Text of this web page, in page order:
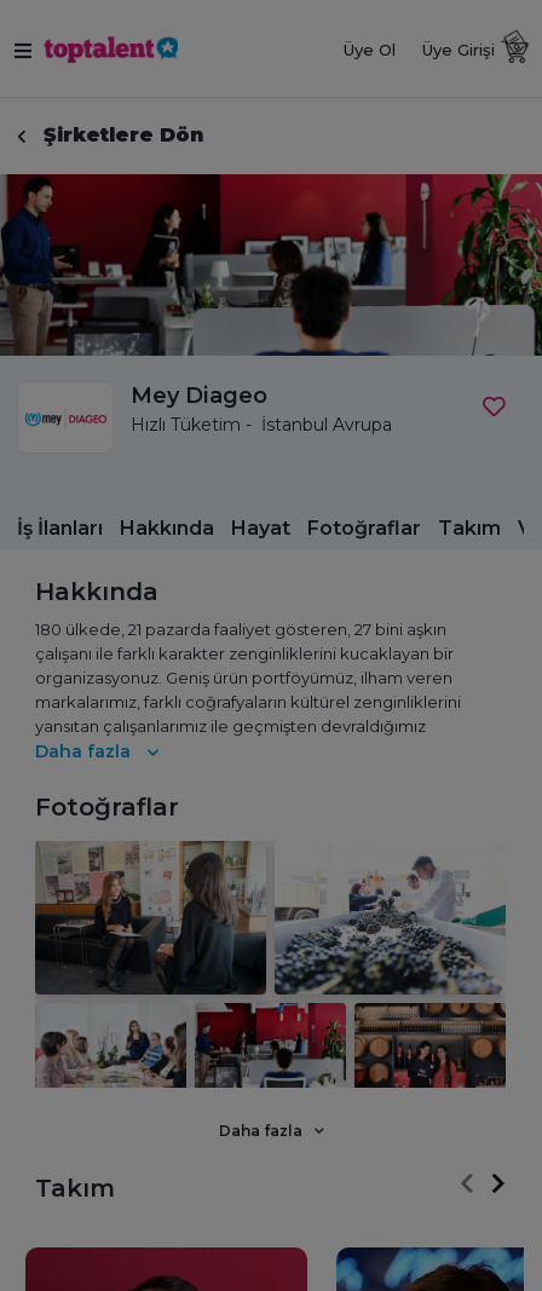
Üye Ol Üye Girişi
Şirketlere Dön
Mey Diageo
Hızlı Tüketim - İstanbul Avrupa
İş İlanları Hakkında Hayat Fotoğraflar Takım
Hakkında
180 ülkede, 21 pazarda faaliyet gösteren, 27 bini aşkın
çalışanı ile farklı karakter zenginliklerini kucaklayan bir
organizasyonuz. Geniş ürün portföyümüz, ilham veren
markalarımız, farklı coğrafyaların kültürel zenginliklerini
yansıtan çalışanlarımız ile geçmişten devraldığımız
sosyalleşme mirasını geleceğe yenileyerek taşıyarak, her
sektörün öncü şirketlerinden biriyiz.
8 fabrika, 8 satış bölge ofisi, ve 1.000’i aşkın çalışanıyla
sektörün öncü şirketlerindendir.
Mey | Diageo çalışanları olarak, işimizden ve işimizi yapış
şeklimizden gurur duyuyoruz. Tutkumuz yüksek
performanslı, dünyanın en güvenilir ve en saygın
şirketlerinden biri olmak.
Organizasyonlar, kazandıkları deneyimlerin, geçirdikleri
süreçlerin, DNA’larına işlenen kültür kodlarının toplamıdır.
Biz de küresel bir aileyiz, 27 bini aşkın farklı çalışanımızla bir
bütünüz. Herkesin bireysel özelliklerini ve ayırt edici
hem markalarımızın hem de çalışanlarımızın
omuzlarında yükseliyor. Bizler ‘Her gün, her yerde yaşamı
kutla’ mottosuyla bir aradayız. Bizim amacımız;
Daha fazla
Fotoğraflar
Daha fazla
Takım